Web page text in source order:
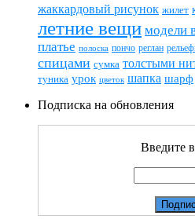
жаккардовый рисунок жилет
летние вещи модели
платье полоска пончо реглан
спицами сумка толстыми
туника урок цветок шапка шарф
Подписка на обновления
Введите